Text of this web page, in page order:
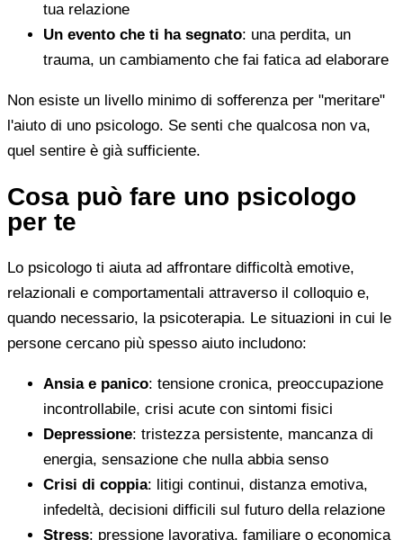
tua relazione
Un evento che ti ha segnato: una perdita, un
trauma, un cambiamento che fai fatica ad elaborare
Non esiste un livello minimo di sofferenza per "meritare"
l'aiuto di uno psicologo. Se senti che qualcosa non va,
quel sentire è già sufficiente.
Cosa può fare uno psicologo
per te
Lo psicologo ti aiuta ad affrontare difficoltà emotive,
relazionali e comportamentali attraverso il colloquio e,
quando necessario, la psicoterapia. Le situazioni in cui le
persone cercano più spesso aiuto includono:
Ansia e panico: tensione cronica, preoccupazione
incontrollabile, crisi acute con sintomi fisici
Depressione: tristezza persistente, mancanza di
energia, sensazione che nulla abbia senso
Crisi di coppia: litigi continui, distanza emotiva,
infedeltà, decisioni difficili sul futuro della relazione
Stress: pressione lavorativa, familiare o economica